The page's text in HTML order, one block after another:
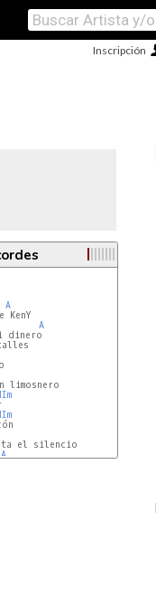
Inscripción
A
KenY
A
dinero